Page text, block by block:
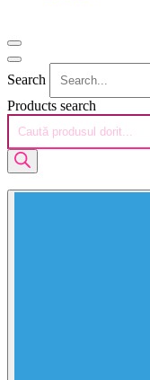
Search
Products search